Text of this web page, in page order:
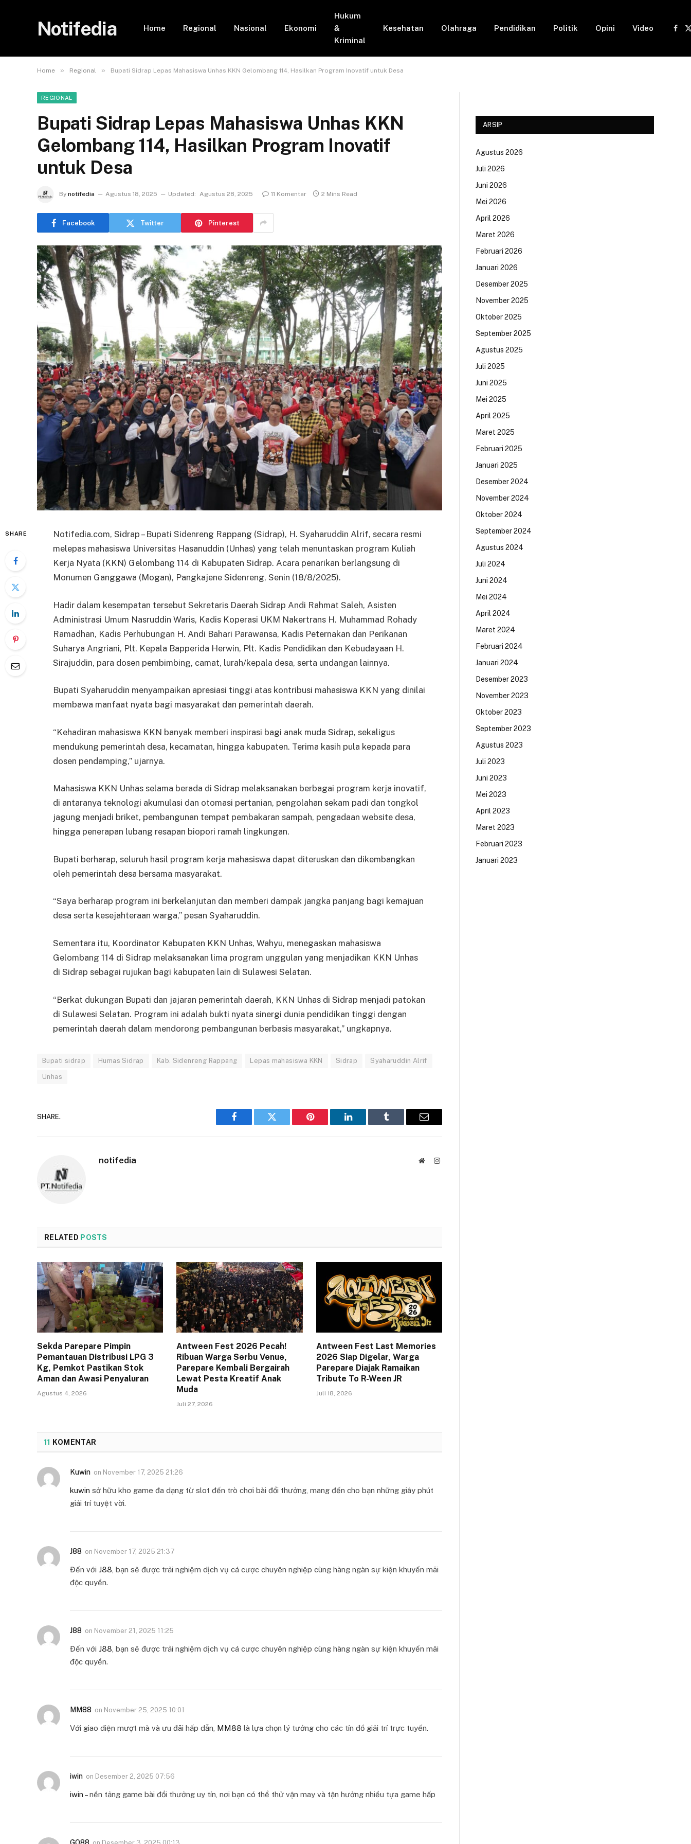
Notifedia Home Regional Nasional Ekonomi
Hukum
&
Kriminal
Kesehatan Olahraga Pendidikan Politik Opini Video
Home » Regional » Bupati Sidrap Lepas Mahasiswa Unhas KKN Gelombang 114, Hasilkan Program Inovatif untuk Desa
REGIONAL
Bupati Sidrap Lepas Mahasiswa Unhas KKN
Gelombang 114, Hasilkan Program Inovatif
untuk Desa
By notifedia Agustus 18, 2025 Updated: Agustus 28, 2025 11 Komentar 2 Mins Read
Facebook Twitter Pinterest
SHARE
Notifedia.com, Sidrap – Bupati Sidenreng Rappang (Sidrap), H. Syaharuddin Alrif, secara resmi
melepas mahasiswa Universitas Hasanuddin (Unhas) yang telah menuntaskan program Kuliah
Kerja Nyata (KKN) Gelombang 114 di Kabupaten Sidrap. Acara penarikan berlangsung di
Monumen Ganggawa (Mogan), Pangkajene Sidenreng, Senin (18/8/2025).
Hadir dalam kesempatan tersebut Sekretaris Daerah Sidrap Andi Rahmat Saleh, Asisten
Administrasi Umum Nasruddin Waris, Kadis Koperasi UKM Nakertrans H. Muhammad Rohady
Ramadhan, Kadis Perhubungan H. Andi Bahari Parawansa, Kadis Peternakan dan Perikanan
Suharya Angriani, Plt. Kepala Bapperida Herwin, Plt. Kadis Pendidikan dan Kebudayaan H.
Sirajuddin, para dosen pembimbing, camat, lurah/kepala desa, serta undangan lainnya.
Bupati Syaharuddin menyampaikan apresiasi tinggi atas kontribusi mahasiswa KKN yang dinilai
membawa manfaat nyata bagi masyarakat dan pemerintah daerah.
“Kehadiran mahasiswa KKN banyak memberi inspirasi bagi anak muda Sidrap, sekaligus
mendukung pemerintah desa, kecamatan, hingga kabupaten. Terima kasih pula kepada para
dosen pendamping,” ujarnya.
Mahasiswa KKN Unhas selama berada di Sidrap melaksanakan berbagai program kerja inovatif,
di antaranya teknologi akumulasi dan otomasi pertanian, pengolahan sekam padi dan tongkol
jagung menjadi briket, pembangunan tempat pembakaran sampah, pengadaan website desa,
hingga penerapan lubang resapan biopori ramah lingkungan.
Bupati berharap, seluruh hasil program kerja mahasiswa dapat diteruskan dan dikembangkan
oleh pemerintah desa bersama masyarakat.
“Saya berharap program ini berkelanjutan dan memberi dampak jangka panjang bagi kemajuan
desa serta kesejahteraan warga,” pesan Syaharuddin.
Sementara itu, Koordinator Kabupaten KKN Unhas, Wahyu, menegaskan mahasiswa
Gelombang 114 di Sidrap melaksanakan lima program unggulan yang menjadikan KKN Unhas
di Sidrap sebagai rujukan bagi kabupaten lain di Sulawesi Selatan.
“Berkat dukungan Bupati dan jajaran pemerintah daerah, KKN Unhas di Sidrap menjadi patokan
di Sulawesi Selatan. Program ini adalah bukti nyata sinergi dunia pendidikan tinggi dengan
pemerintah daerah dalam mendorong pembangunan berbasis masyarakat,” ungkapnya.
Bupati sidrap Humas Sidrap Kab. Sidenreng Rappang Lepas mahasiswa KKN Sidrap Syaharuddin Alrif
Unhas
SHARE.
Facebook Twitter Pinterest LinkedIn Tumblr Email
notifedia WebsiteInstagram
RELATED POSTS
Sekda Parepare Pimpin
Pemantauan Distribusi LPG 3
Kg, Pemkot Pastikan Stok
Aman dan Awasi Penyaluran
Agustus 4, 2026
Antween Fest 2026 Pecah!
Ribuan Warga Serbu Venue,
Parepare Kembali Bergairah
Lewat Pesta Kreatif Anak
Muda
Juli 27, 2026
Antween Fest Last Memories
2026 Siap Digelar, Warga
Parepare Diajak Ramaikan
Tribute To R-Ween JR
Juli 18, 2026
11 KOMENTAR
Kuwin on November 17, 2025 21:26
kuwin sở hữu kho game đa dạng từ slot đến trò chơi bài đổi thưởng, mang đến cho bạn những giây phút
giải trí tuyệt vời.
J88 on November 17, 2025 21:37
Đến với J88, bạn sẽ được trải nghiệm dịch vụ cá cược chuyên nghiệp cùng hàng ngàn sự kiện khuyến mãi
độc quyền.
J88 on November 21, 2025 11:25
Đến với J88, bạn sẽ được trải nghiệm dịch vụ cá cược chuyên nghiệp cùng hàng ngàn sự kiện khuyến mãi
độc quyền.
MM88 on November 25, 2025 10:01
Với giao diện mượt mà và ưu đãi hấp dẫn, MM88 là lựa chọn lý tưởng cho các tín đồ giải trí trực tuyến.
iwin on Desember 2, 2025 07:56
iwin – nền tảng game bài đổi thưởng uy tín, nơi bạn có thể thử vận may và tận hưởng nhiều tựa game hấp
ARSIP
Agustus 2026
Juli 2026
Juni 2026
Mei 2026
April 2026
Maret 2026
Februari 2026
Januari 2026
Desember 2025
November 2025
Oktober 2025
September 2025
Agustus 2025
Juli 2025
Juni 2025
Mei 2025
April 2025
Maret 2025
Februari 2025
Januari 2025
Desember 2024
November 2024
Oktober 2024
September 2024
Agustus 2024
Juli 2024
Juni 2024
Mei 2024
April 2024
Maret 2024
Februari 2024
Januari 2024
Desember 2023
November 2023
Oktober 2023
September 2023
Agustus 2023
Juli 2023
Juni 2023
Mei 2023
April 2023
Maret 2023
Februari 2023
Januari 2023